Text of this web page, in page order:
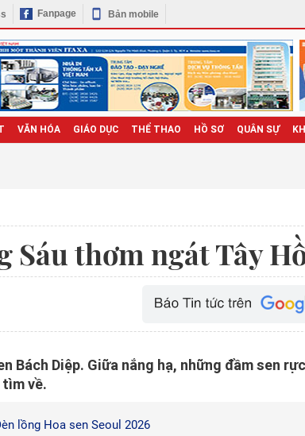
Fanpage Bản mobile
VĂN HÓA GIÁO DỤC THỂ THAO HỒ SƠ QUÂN SỰ
Sáu thơm ngát Tây
Bách Diệp. Giữa nắng hạ, những đầm sen
về.
lồng Hoa sen Seoul 2026